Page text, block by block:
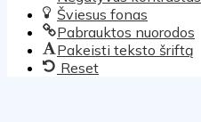
Šviesus fonas
Pabrauktos nuorodos
Pakeisti teksto šriftą
Reset